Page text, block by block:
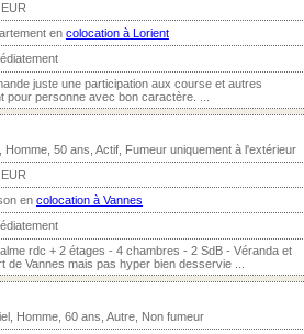
en colocation à Lorient
juste une participation aux course et autres
pour personne avec bon caractère. ...
Homme, 50 ans, Actif, Fumeur uniquement à l'extérieur
en colocation à Vannes
rdc + 2 étages - 4 chambres - 2 SdB - Véranda et
de Vannes mais pas hyper bien desservie ...
Homme, 60 ans, Autre, Non fumeur